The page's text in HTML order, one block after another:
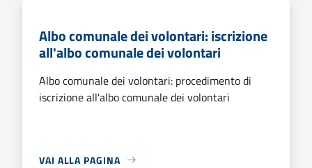
Albo comunale dei volontari: iscrizione
all'albo comunale dei volontari
Albo comunale dei volontari: procedimento di
iscrizione all'albo comunale dei volontari
VAI ALLA PAGINA